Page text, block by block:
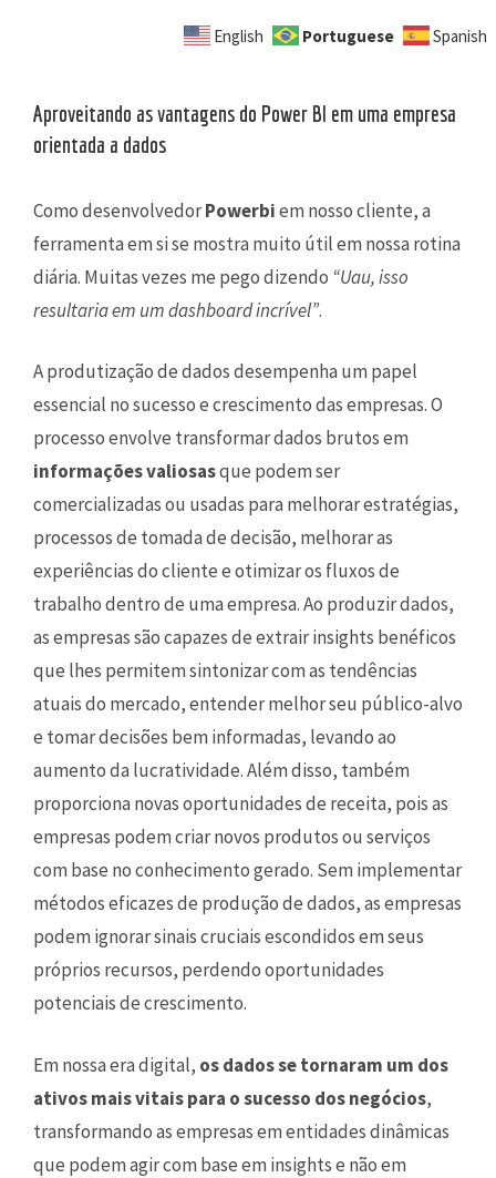
English Portuguese Spanish
Aproveitando as vantagens do Power BI em uma empresa
orientada a dados
Como desenvolvedorPowerbiem nosso cliente, a
ferramenta em si se mostra muito útil em nossa rotina
diária. Muitas vezes me pego dizendo “Uau, isso
resultaria em um dashboard incrível”.
A produtização de dados desempenha um papel
essencial no sucesso e crescimento das empresas. O
processo envolve transformar dados brutos em
informações valiosasque podem ser
comercializadas ou usadas para melhorar estratégias,
processos de tomada de decisão, melhorar as
experiências do cliente e otimizar os fluxos de
trabalho dentro de uma empresa. Ao produzir dados,
as empresas são capazes de extrair insights benéficos
que lhes permitem sintonizar com as tendências
atuais do mercado, entender melhor seu público-alvo
e tomar decisões bem informadas, levando ao
aumento da lucratividade. Além disso, também
proporciona novas oportunidades de receita, pois as
empresas podem criar novos produtos ou serviços
com base no conhecimento gerado. Sem implementar
métodos eficazes de produção de dados, as empresas
podem ignorar sinais cruciais escondidos em seus
próprios recursos, perdendo oportunidades
potenciais de crescimento.
Em nossa era digital, os dados se tornaram um dos
ativos mais vitais para o sucesso dos negócios,
transformando as empresas em entidades dinâmicas
que podem agir com base em insights e não em